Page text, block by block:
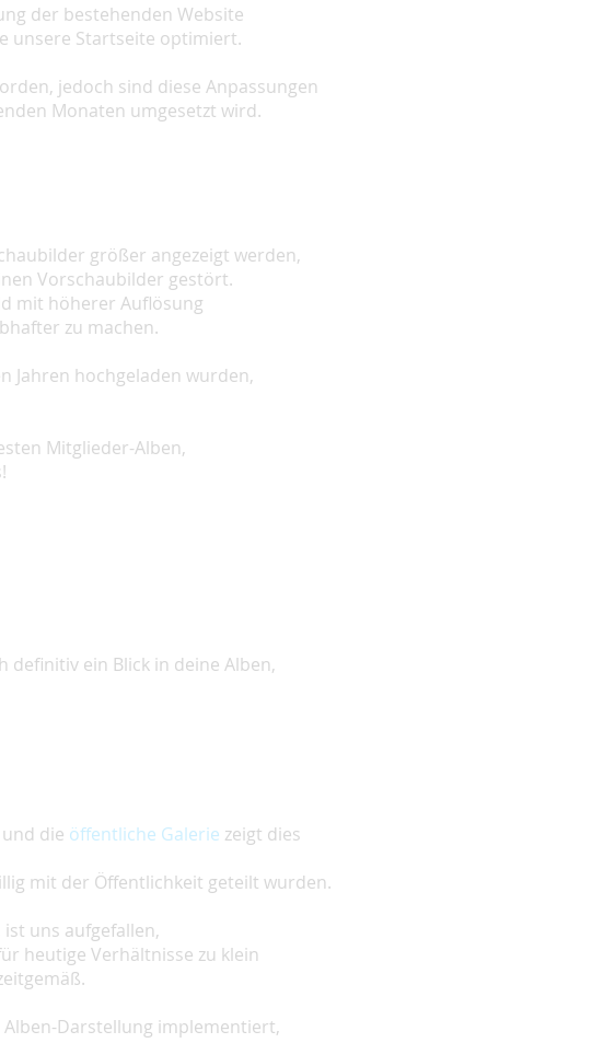
der bestehenden Website
unsere Startseite optimiert.
jedoch sind diese Anpassungen
Monaten umgesetzt wird.
größer angezeigt werden,
Vorschaubilder gestört.
mit höherer Auflösung
zu machen.
Jahren hochgeladen wurden,
Mitglieder-Alben,
ein Blick in deine Alben,
die öffentliche Galerie zeigt dies
mit der Öffentlichkeit geteilt wurden.
uns aufgefallen,
heutige Verhältnisse zu klein
Darstellung implementiert,